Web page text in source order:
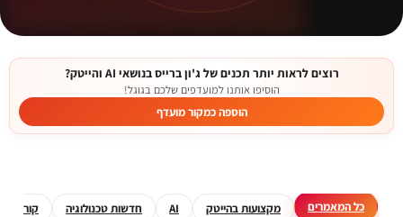
רוצים לראות יותר תכנים של ג'ון ברייס בנושאי AI והייטק?
הוסיפו אותנו למועדפים שלכם בגוגל!
הוספה כמקור מועדף
כל המאמרים מקצועות בהייטק AI חדשות טכנולוגיה קורסים